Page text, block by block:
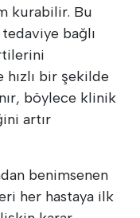
kurabilir. Bu
bağlı
bir şekilde
böylece klinik
artır
benimsenen
her hastaya ilk